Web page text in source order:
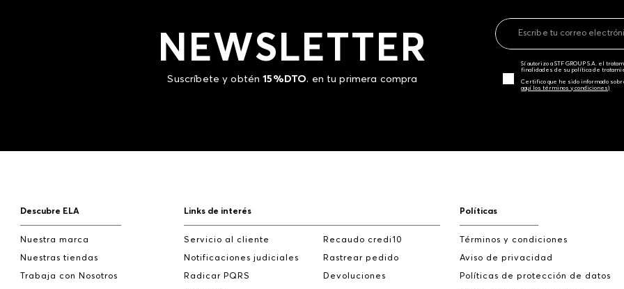
NEWSLETTER
Suscríbete y obtén15%DTO. en tu primera compra
Sí autorizo a STF GROUP S.A. el
finalidades de su política de
Certifico que he sido informado
aquí los términos y condiciones)
Descubre ELA
Nuestra marca
Nuestras tiendas
Trabaja con Nosotros
Links de interés
Servicio al cliente
Notificaciones judiciales
Radicar PQRS
Recaudo credi10
Rastrear pedido
Devoluciones
Políticas
Términos y condiciones
Aviso de privacidad
Políticas de protección de datos